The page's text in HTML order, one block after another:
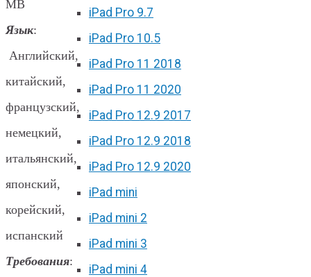
iPad Pro 9.7
iPad Pro 10.5
iPad Pro 11 2018
iPad Pro 11 2020
iPad Pro 12.9 2017
iPad Pro 12.9 2018
iPad Pro 12.9 2020
iPad mini
iPad mini 2
iPad mini 3
iPad mini 4
MB
Язык:
Английский,
китайский,
французский,
немецкий,
итальянский,
японский,
корейский,
испанский
Требования: